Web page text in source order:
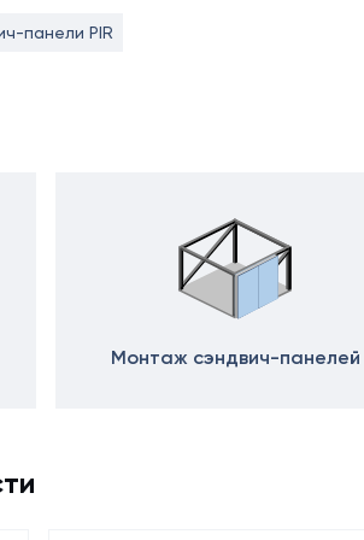
панели PIR
Монтаж сэндвич-панелей